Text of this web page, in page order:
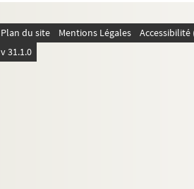
Plan du site Mentions Légales
v 31.1.0